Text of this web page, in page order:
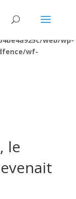
#3 ($subject)
web/wp-
wf-
le